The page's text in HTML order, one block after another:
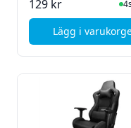
129 kr I Lager
Lägg i , ACS